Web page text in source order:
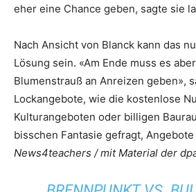
eher eine Chance geben, sagte sie
Nach Ansicht von Blanck kann das
Lösung sein. «Am Ende muss es
Blumenstrauß an Anreizen geben»,
Lockangebote, wie die kostenlose
Kulturangeboten oder billigen
bisschen Fantasie gefragt,
News4teachers / mit Material der